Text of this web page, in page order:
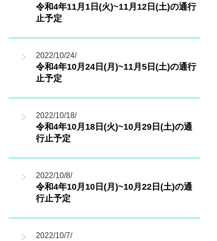
令和4年11月1日(火)~11月12日(土)の通行
止予定
2022/10/24/
令和4年10月24日(月)~11月5日(土)の通行
止予定
2022/10/18/
令和4年10月18日(火)~10月29日(土)の通
行止予定
2022/10/8/
令和4年10月10日(月)~10月22日(土)の通
行止予定
2022/10/7/